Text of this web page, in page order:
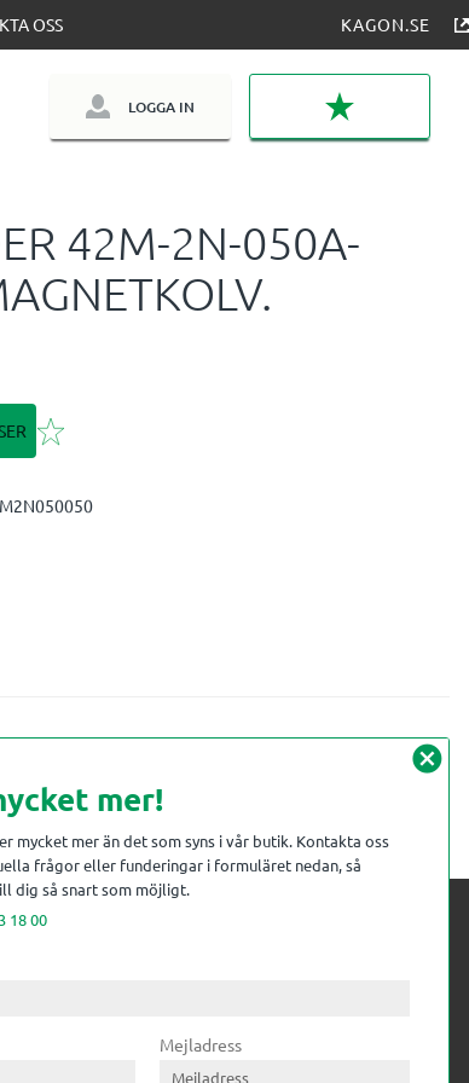
OSS KAGON.SE
LOGGA IN
42M-2N-050A-
Lägg till i favoriter
till
tillför vi
hela
cancel
mer!
mycket mer än det som syns i vår butik. Kontakta oss
frågor eller funderingar i formuläret nedan, så
dig så snart som möjligt.
18 00
Mejladress